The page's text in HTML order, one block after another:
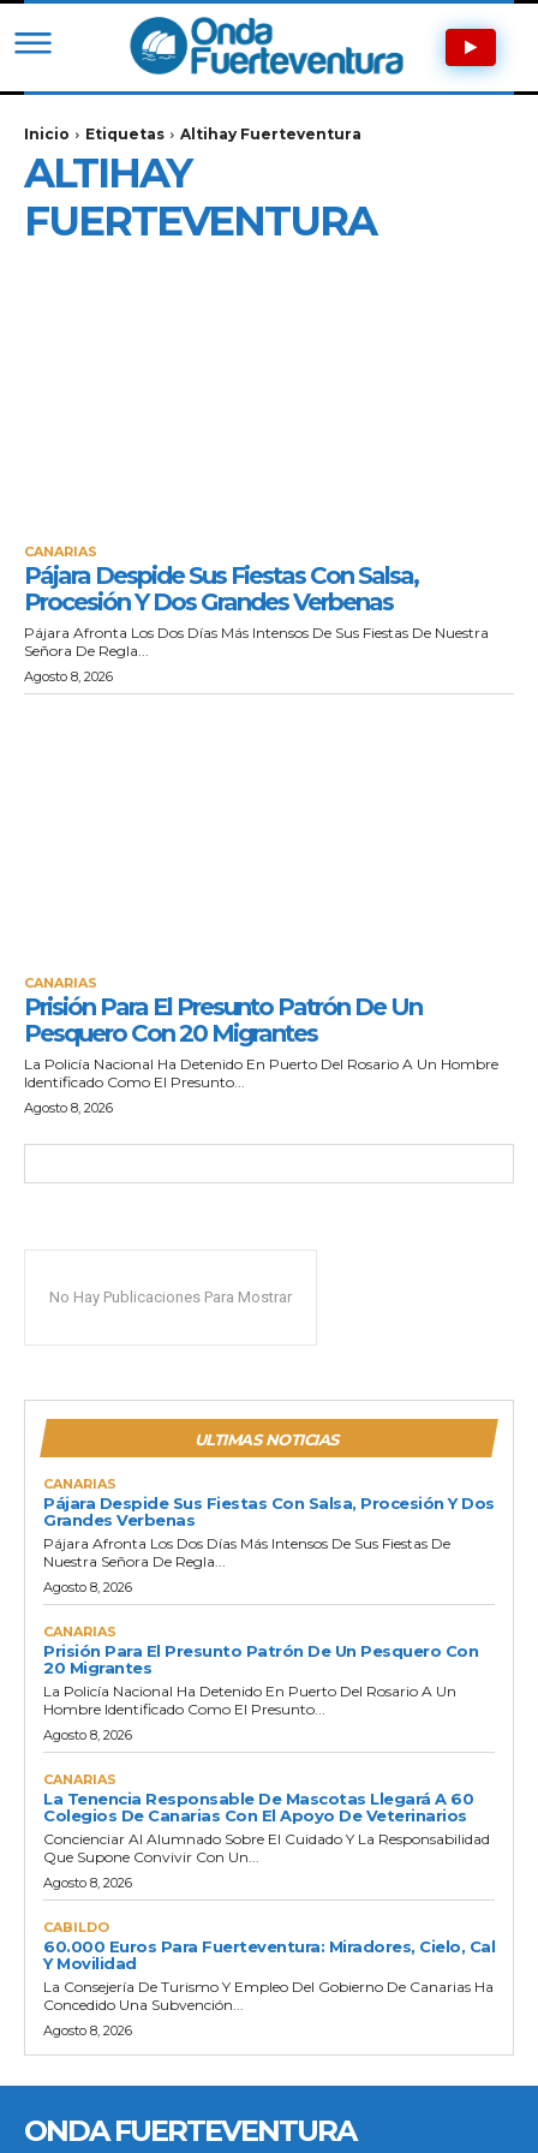
Inicio Etiquetas Altihay Fuerteventura
ALTIHAY
FUERTEVENTURA
CANARIAS
Pájara Despide Sus Fiestas Con Salsa,
Procesión Y Dos Grandes Verbenas
Pájara Afronta Los Dos Días Más Intensos De Sus Fiestas De Nuestra
Señora De Regla...
Agosto 8, 2026
CANARIAS
Prisión Para El Presunto Patrón De Un
Pesquero Con 20 Migrantes
La Policía Nacional Ha Detenido En Puerto Del Rosario A Un Hombre
Identificado Como El Presunto...
Agosto 8, 2026
No Hay Publicaciones Para Mostrar
ULTIMAS NOTICIAS
CANARIAS
Pájara Despide Sus Fiestas Con Salsa, Procesión Y Dos
Grandes Verbenas
Pájara Afronta Los Dos Días Más Intensos De Sus Fiestas De
Nuestra Señora De Regla...
Agosto 8, 2026
CANARIAS
Prisión Para El Presunto Patrón De Un Pesquero Con
20 Migrantes
La Policía Nacional Ha Detenido En Puerto Del Rosario A Un
Hombre Identificado Como El Presunto...
Agosto 8, 2026
CANARIAS
La Tenencia Responsable De Mascotas Llegará A 60
Colegios De Canarias Con El Apoyo De Veterinarios
Concienciar Al Alumnado Sobre El Cuidado Y La Responsabilidad
Que Supone Convivir Con Un...
Agosto 8, 2026
CABILDO
60.000 Euros Para Fuerteventura: Miradores, Cielo, Cal
Y Movilidad
La Consejería De Turismo Y Empleo Del Gobierno De Canarias Ha
Concedido Una Subvención...
Agosto 8, 2026
ONDA FUERTEVENTURA